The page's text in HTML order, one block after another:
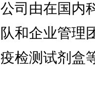
公司由在国内
队和企业管理
疫检测试剂盒